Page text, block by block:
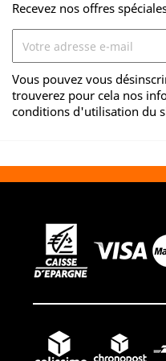
Recevez nos offres
Vous pouvez vous
trouverez pour cela nos
conditions d'utilisation du